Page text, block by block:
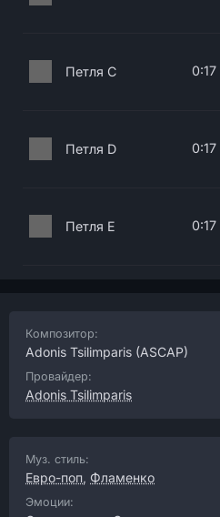
Петля C 0:17
Петля D 0:17
Петля E 0:17
Композитор:
Adonis Tsilimparis (ASCAP)
Провайдер:
Adonis Tsilimparis
Муз. стиль:
Евро-поп, Фламенко
Эмоции: